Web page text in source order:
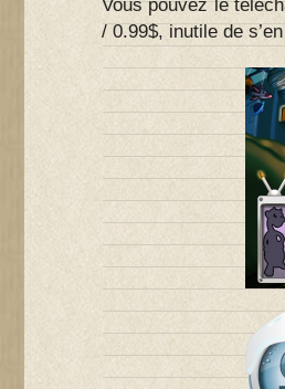
Vous pouvez le
/ 0.99$, inutile de